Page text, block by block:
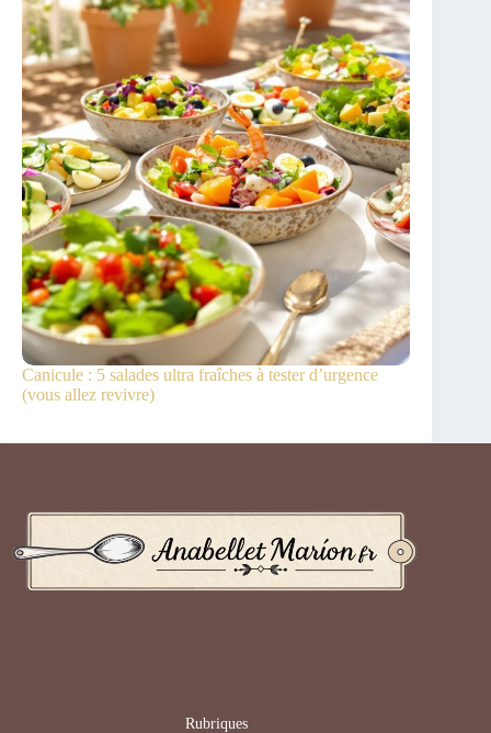
Canicule : 5 salades ultra fraîches à tester d’urgence
(vous allez revivre)
Rubriques